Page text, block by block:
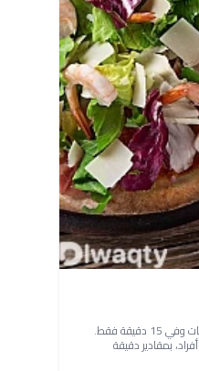
طريقة عمل بيتزا الجمبري خطوة بخطوة بـ9 مكونات وفي 15 دقيقة فقط.
وصفة سهلة ومجرّبة من مطبخ دلوقتي تكفي 4 أفراد، بمقادير دقيقة